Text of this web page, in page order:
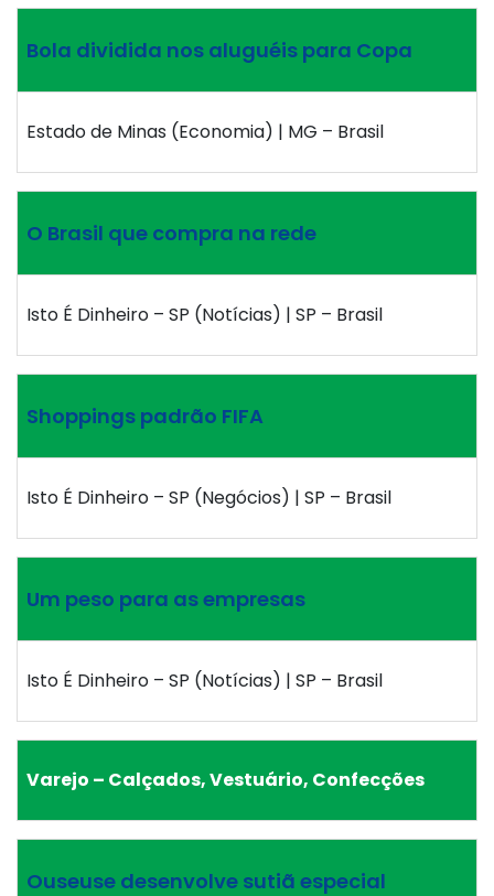
Bola dividida nos aluguéis para Copa
Estado de Minas (Economia) | MG – Brasil
O Brasil que compra na rede
Isto É Dinheiro – SP (Notícias) | SP – Brasil
Shoppings padrão FIFA
Isto É Dinheiro – SP (Negócios) | SP – Brasil
Um peso para as empresas
Isto É Dinheiro – SP (Notícias) | SP – Brasil
Varejo – Calçados, Vestuário, Confecções
Ouseuse desenvolve sutiã especial